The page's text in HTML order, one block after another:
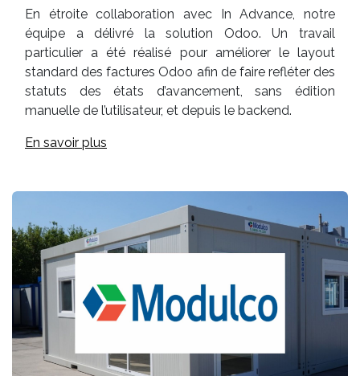
En étroite collaboration avec In Advance, notre
équipe a délivré la solution Odoo. Un travail
particulier a été réalisé pour améliorer le layout
standard des factures Odoo afin de faire refléter des
statuts des états d’avancement, sans édition
manuelle de l’utilisateur, et depuis le backend.
En savoir plus